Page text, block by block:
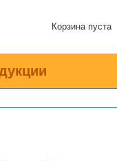
Корзина пуста